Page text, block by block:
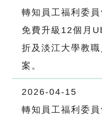
轉知員工福利委
免費升級12個月
折及淡江大學教
案。
2026-04-15
轉知員工福利委